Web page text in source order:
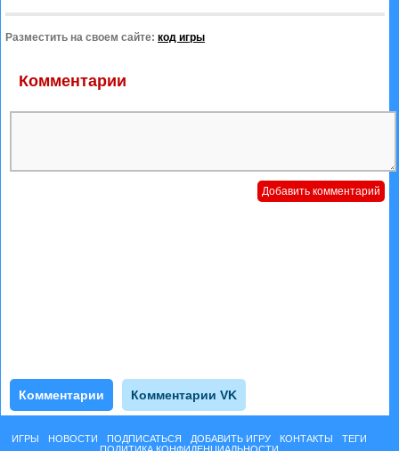
Разместить на своем сайте: код игры
Комментарии
Комментарии Комментарии VK
ИГРЫ НОВОСТИ ПОДПИСАТЬСЯ ДОБАВИТЬ ИГРУ КОНТАКТЫ
ТЕГИ